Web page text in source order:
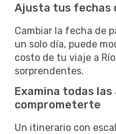
Ajusta tus fechas
Cambiar la fecha de
un solo día, puede
costo de tu viaje a
sorprendentes.
Examina todas
comprometerte
Un itinerario con